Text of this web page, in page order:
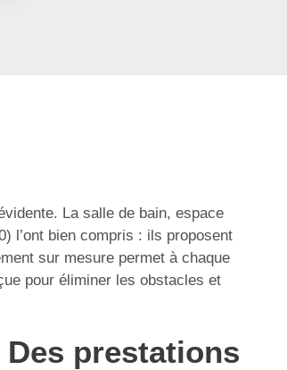
La salle de bain, espace
l’ont bien compris : ils proposent
sur mesure permet à chaque
pour éliminer les obstacles et
prestations